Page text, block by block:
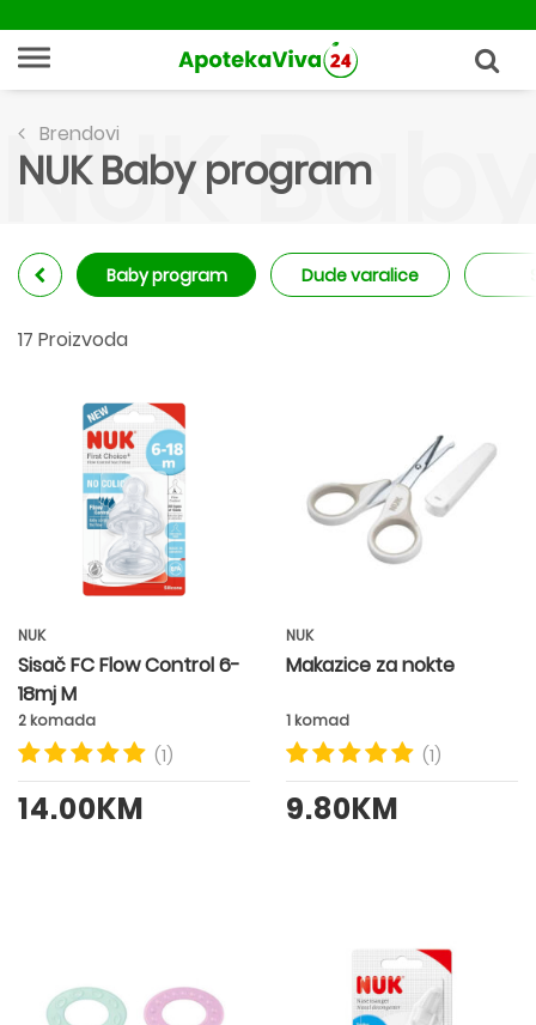
Brendovi
NUK Baby program
NUK
Baby program Dude varalice
17 Proizvoda
NUK
Sisač FC Flow Control 6-
18mj M
2 komada
(1)
14.00KM
NUK
Makazice za nokte
1 komad
(1)
9.80KM